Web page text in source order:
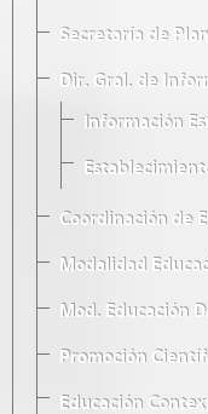
Secretaría de
Dir. Gral. de
Información
Coordinación de
Modalidad
Mod. Educación
Promoción
Educación